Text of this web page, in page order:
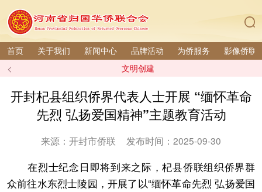
首页 关于我们 新闻中心 品牌活动 为侨服务 影像侨联
< 文明创建
开封杞县组织侨界代表人士开展 “缅怀革命
先烈 弘扬爱国精神”主题教育活动
来源：开封市侨联 发布时间：2025-09-30
在烈士纪念日即将到来之际，杞县侨联组织侨界群
众前往水东烈士陵园，开展了以“缅怀革命先烈 弘扬爱国